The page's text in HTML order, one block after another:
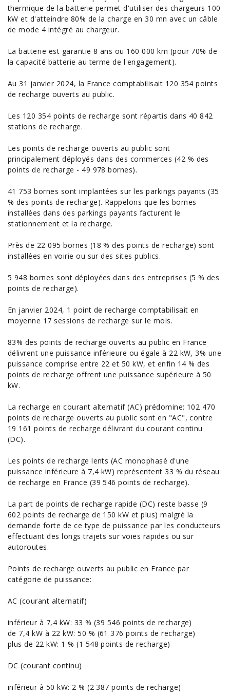
thermique de la batterie permet d'utiliser des chargeurs 100
kW et d'atteindre 80% de la charge en 30 mn avec un câble
de mode 4 intégré au chargeur.
La batterie est garantie 8 ans ou 160 000 km (pour 70% de
la capacité batterie au terme de l'engagement).
Au 31 janvier 2024, la France comptabilisait 120 354 points
de recharge ouverts au public.
Les 120 354 points de recharge sont répartis dans 40 842
stations de recharge.
Les points de recharge ouverts au public sont
principalement déployés dans des commerces (42 % des
points de recharge - 49 978 bornes).
41 753 bornes sont implantées sur les parkings payants (35
% des points de recharge). Rappelons que les bornes
installées dans des parkings payants facturent le
stationnement et la recharge.
Près de 22 095 bornes (18 % des points de recharge) sont
installées en voirie ou sur des sites publics.
5 948 bornes sont déployées dans des entreprises (5 % des
points de recharge).
En janvier 2024, 1 point de recharge comptabilisait en
moyenne 17 sessions de recharge sur le mois.
83% des points de recharge ouverts au public en France
délivrent une puissance inférieure ou égale à 22 kW, 3% une
puissance comprise entre 22 et 50 kW, et enfin 14 % des
points de recharge offrent une puissance supérieure à 50
kW.
La recharge en courant alternatif (AC) prédomine: 102 470
points de recharge ouverts au public sont en "AC", contre
19 161 points de recharge délivrant du courant continu
(DC).
Les points de recharge lents (AC monophasé d'une
puissance inférieure à 7,4 kW) représentent 33 % du réseau
de recharge en France (39 546 points de recharge).
La part de points de recharge rapide (DC) reste basse (9
602 points de recharge de 150 kW et plus) malgré la
demande forte de ce type de puissance par lesconducteurs
effectuant des longs trajets sur voies rapides ou sur
autoroutes.
Points de recharge ouverts au public en France par
catégorie de puissance:
AC (courant alternatif)
inférieur à 7,4 kW: 33 % (39 546 points de recharge)
de 7,4 kW à 22 kW: 50 % (61 376 points de recharge)
plus de 22 kW: 1 % (1 548 points de recharge)
DC (courant continu)
inférieur à 50 kW: 2 % (2 387 points de recharge)